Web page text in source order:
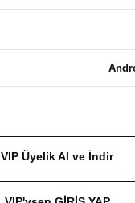
VIP Üyelik Al ve İndir